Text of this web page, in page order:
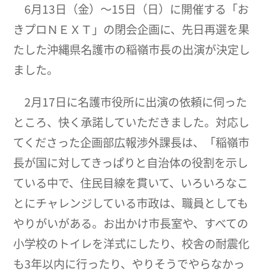
6月13日（金）～15日（日）に開催する「お
きプロＮＥＸＴ」の閉会企画に、先日再選を果
たした沖縄県名護市の稲嶺市長の出演が決定し
ました。
2月17日に名護市役所に出演の依頼に伺った
ところ、快く承諾していただきました。対応し
てくださった企画部広報渉外課長は、「稲嶺市
長が国に対してきっぱりと自治体の役割を示し
ている中で、住民目線を貫いて、いろいろなこ
とにチャレンジしている市政は、職員としても
やりがいがある。お出かけ市長室や、すべての
小学校のトイレを洋式にしたり、校舎の耐震化
も3年以内に行ったり、やりそうでやらなかっ